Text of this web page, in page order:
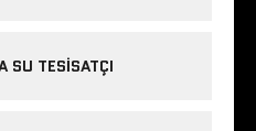
SU TESISATÇI